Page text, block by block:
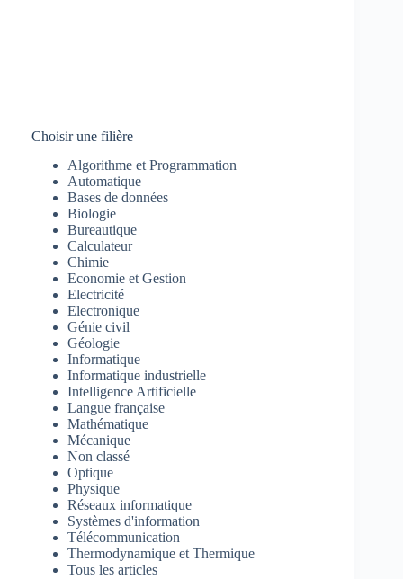
Choisir une filière
Algorithme et Programmation
Automatique
Bases de données
Biologie
Bureautique
Calculateur
Chimie
Economie et Gestion
Electricité
Electronique
Génie civil
Géologie
Informatique
Informatique industrielle
Intelligence Artificielle
Langue française
Mathématique
Mécanique
Non classé
Optique
Physique
Réseaux informatique
Systèmes d'information
Télécommunication
Thermodynamique et Thermique
Tous les articles